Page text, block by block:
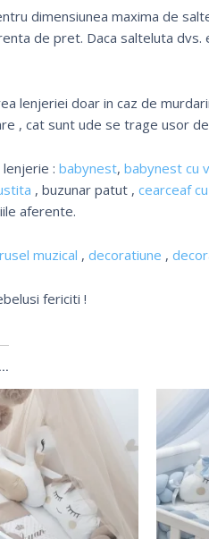
dimensiunea maxima de
de pret. Daca salteluta
lenjeriei doar in caz de
, cat sunt ude se trage usor
: babynest, babynest cu
, buzunar patut , cearceaf
aferente.
muzical , decoratiune ,
fericiti !